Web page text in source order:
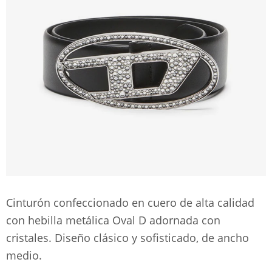
Cinturón confeccionado en cuero de alta calidad
con hebilla metálica Oval D adornada con
cristales. Diseño clásico y sofisticado, de ancho
medio.